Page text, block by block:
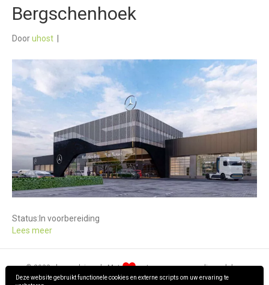
Deze website gebruikt functionele cookies en externe scripts om uw ervaring te
Bergschenhoek
Dooruhost
Status: In voorbereiding
Lees meer
© 2022 · hpm-advies.nl · Met ontworpen en gerealiseerd door